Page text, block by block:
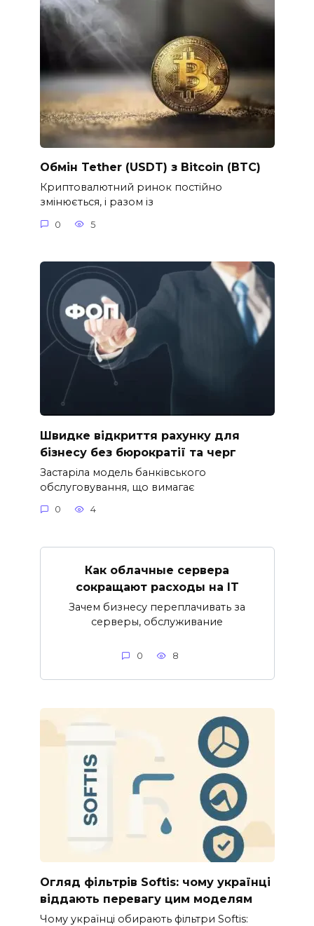
Обмін Tether (USDT) з Bitcoin (BTC)
Криптовалютний ринок постійно
змінюється, і разом із
0 5
Швидке відкриття рахунку для
бізнесу без бюрократії та черг
Застаріла модель банківського
обслуговування, що вимагає
0 4
Как облачные сервера
сокращают расходы на IT
Зачем бизнесу переплачивать за
серверы, обслуживание
0 8
Огляд фільтрів Softis: чому українці
віддають перевагу цим моделям
Чому українці обирають фільтри Softis: